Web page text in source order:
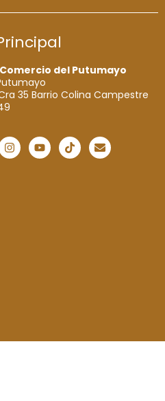
del Putumayo
35 Barrio Colina Campestre